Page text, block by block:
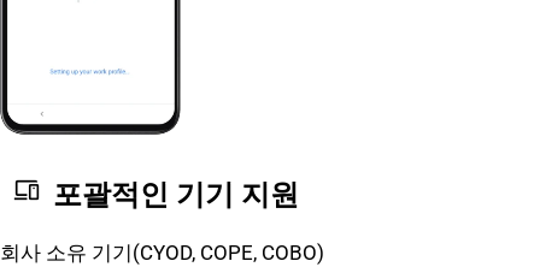
devices 포괄적인 기기 지원
회사 소유 기기(CYOD, COPE, COBO)